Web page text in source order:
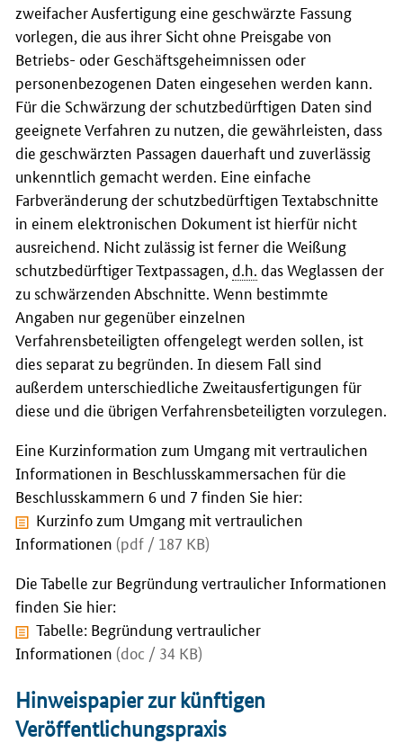
zweifacher Ausfertigung eine geschwärzte Fassung
vorlegen, die aus ihrer Sicht ohne Preisgabe von
Betriebs- oder Geschäftsgeheimnissen oder
personenbezogenen Daten eingesehen werden kann.
Für die Schwärzung der schutzbedürftigen Daten sind
geeignete Verfahren zu nutzen, die gewährleisten, dass
die geschwärzten Passagen dauerhaft und zuverlässig
unkenntlich gemacht werden. Eine einfache
Farbveränderung der schutzbedürftigen Textabschnitte
in einem elektronischen Dokument ist hierfür nicht
ausreichend. Nicht zulässig ist ferner die Weißung
schutzbedürftiger Textpassagen, d.h. das Weglassen der
zu schwärzenden Abschnitte. Wenn bestimmte
Angaben nur gegenüber einzelnen
Verfahrensbeteiligten offengelegt werden sollen, ist
dies separat zu begründen. In diesem Fall sind
außerdem unterschiedliche Zweitausfertigungen für
diese und die übrigen Verfahrensbeteiligten vorzulegen.
Eine Kurzinformation zum Umgang mit vertraulichen
Informationen in Beschlusskammersachen für die
Beschlusskammern 6 und 7 finden Sie hier:
Kurzinfo zum Umgang mit vertraulichen
Informationen (pdf / 187 KB)
Die Tabelle zur Begründung vertraulicher Informationen
finden Sie hier:
Tabelle: Begründung vertraulicher
Informationen (doc / 34 KB)
Hinweispapier zur künftigen
Veröffentlichungspraxis